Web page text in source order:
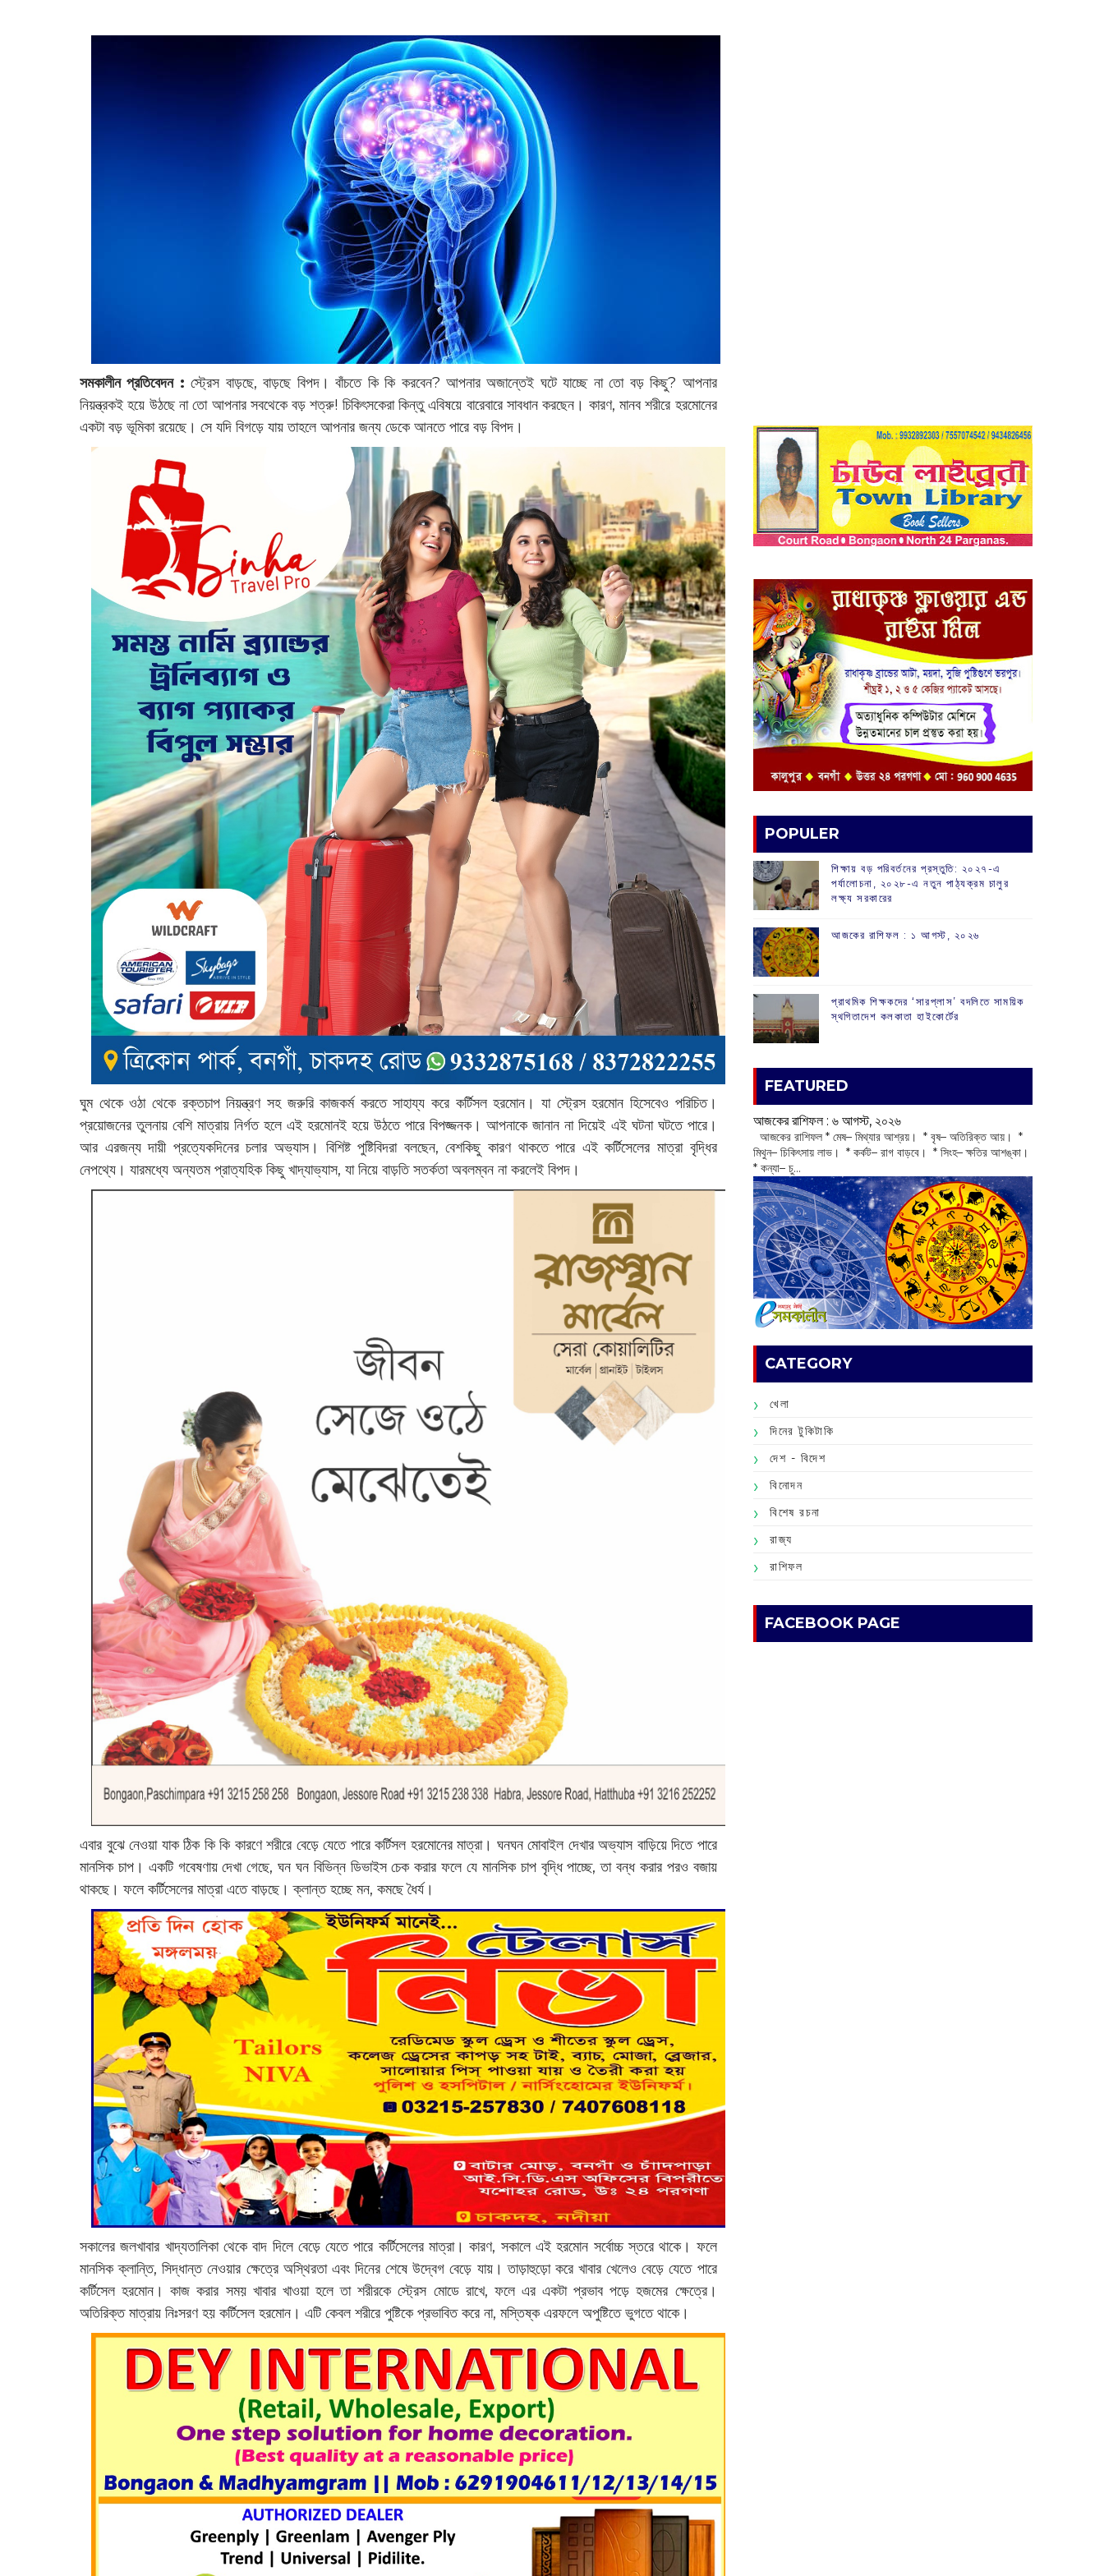
সমকালীন প্রতিবেদন : স্ট্রেস বাড়ছে, বাড়ছে বিপদ। বাঁচতে কি কি করবেন? আপনার অজান্তেই ঘটে যাচ্ছে না তো বড় কিছু? আপনার
নিয়ন্ত্রকই হয়ে উঠছে না তো আপনার সবথেকে বড় শত্রু! চিকি‌ৎসকেরা কিন্তু এবিষয়ে বারেবারে সাবধান করছেন। কারণ, মানব শরীরে হরমোনের
একটা বড় ভূমিকা রয়েছে। সে যদি বিগড়ে যায় তাহলে আপনার জন্য ডেকে আনতে পারে বড় বিপদ।
ঘুম থেকে ওঠা থেকে রক্তচাপ নিয়ন্ত্রণ সহ জরুরি কাজকর্ম করতে সাহায্য করে কর্টিসল হরমোন। যা স্ট্রেস হরমোন হিসেবেও পরিচিত।
প্রয়োজনের তুলনায় বেশি মাত্রায় নির্গত হলে এই হরমোনই হয়ে উঠতে পারে বিপজ্জনক। আপনাকে জানান না দিয়েই এই ঘটনা ঘটতে পারে।
আর এরজন্য দায়ী প্রত্যেকদিনের চলার অভ্যাস। বিশিষ্ট পুষ্টিবিদরা বলছেন, বেশকিছু কারণ থাকতে পারে এই কর্টিসেলের মাত্রা বৃদ্ধির
নেপথ্যে। যারমধ্যে অন্যতম প্রাত্যহিক কিছু খাদ্যাভ্যাস, যা নিয়ে বাড়তি সতর্কতা অবলম্বন না করলেই বিপদ।
এবার বুঝে নেওয়া যাক ঠিক কি কি কারণে শরীরে বেড়ে যেতে পারে কর্টিসল হরমোনের মাত্রা। ঘনঘন মোবাইল দেখার অভ্যাস বাড়িয়ে দিতে পারে
মানসিক চাপ। একটি গবেষণায় দেখা গেছে, ঘন ঘন বিভিন্ন ডিভাইস চেক করার ফলে যে মানসিক চাপ বৃদ্ধি পাচ্ছে, তা বন্ধ করার পরও বজায়
থাকছে। ফলে কর্টিসেলের মাত্রা এতে বাড়ছে। ক্লান্ত হচ্ছে মন, কমছে ধৈর্য।
সকালের জলখাবার খাদ্যতালিকা থেকে বাদ দিলে বেড়ে যেতে পারে কর্টিসেলের মাত্রা। কারণ, সকালে এই হরমোন সর্বোচ্চ স্তরে থাকে। ফলে
মানসিক ক্লান্তি, সিদ্ধান্ত নেওয়ার ক্ষেত্রে অস্থিরতা এবং দিনের শেষে উদ্বেগ বেড়ে যায়।তাড়াহুড়ো করে খাবার খেলেও বেড়ে যেতে পারে
কর্টিসেল হরমোন। কাজ করার সময় খাবার খাওয়া হলে তা শরীরকে স্ট্রেস মোডে রাখে, ফলে এর একটা প্রভাব পড়ে হজমের ক্ষেত্রে।
অতিরিক্ত মাত্রায় নিঃসরণ হয় কর্টিসেল হরমোন। এটি কেবল শরীরে পুষ্টিকে প্রভাবিত করে না, মস্তিষ্ক এরফলে অপুষ্টিতে ভুগতে থাকে।
POPULER
শিক্ষায় বড় পরিবর্তনের প্রস্তুতি: ২০২৭-এ
পর্যালোচনা, ২০২৮-এ নতুন পাঠ্যক্রম চালুর
লক্ষ্য সরকারের
আজকের রাশিফল :‌ ‌‌১ আগস্ট, ২০২৬
প্রাথমিক শিক্ষকদের ‘সারপ্লাস’ বদলিতে সাময়িক
স্থগিতাদেশ কলকাতা হাইকোর্টের
FEATURED
আজকের রাশিফল :‌ ‌‌৬ আগস্ট, ২০২৬
‌ আজকের রাশিফল * মেষ– মিথ্যার আশ্রয়। * বৃষ– অতিরিক্ত আয়। *
মিথুন– চিকিৎসায় লাভ। * কর্কট– রাগ বাড়বে। * সিংহ– ক্ষতির আশঙ্কা।
* কন্যা– চু...
CATEGORY
খেলা
দিনের টুকিটাকি
দেশ - বিদেশ
বিনোদন
বিশেষ রচনা
রাজ্য
রাশিফল
FACEBOOK PAGE